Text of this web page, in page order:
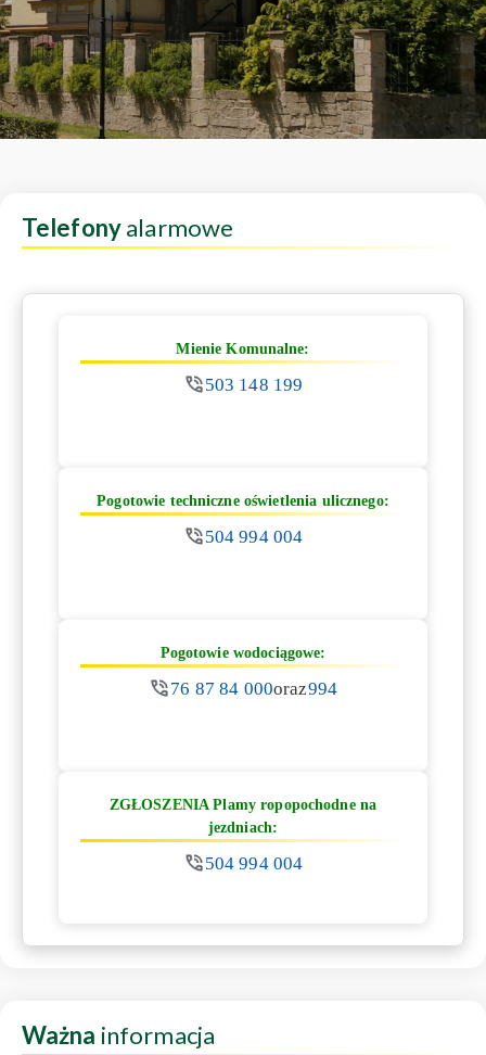
Telefonyalarmowe
Mienie Komunalne:
503 148 199
Pogotowie techniczne oświetlenia ulicznego:
504 994 004
Pogotowie wodociągowe:
76 87 84 000oraz994
ZGŁOSZENIA Plamy ropopochodne na
jezdniach:
504 994 004
Ważna informacja